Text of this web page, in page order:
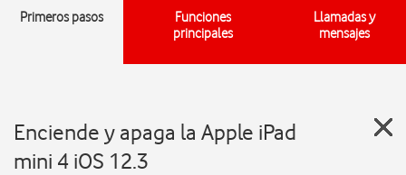
Primeros pasos
Funciones
principales
Llamadas y
mensajes
Enciende y apaga la Apple iPad
mini 4 iOS 12.3